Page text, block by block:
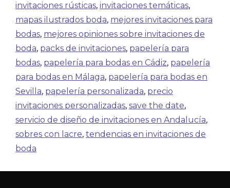
invitaciones rústicas, invitaciones temáticas,
mapas ilustrados boda, mejores invitaciones para
bodas, mejores opiniones sobre invitaciones de
boda, packs de invitaciones, papelería para
bodas, papelería para bodas en Cádiz, papelería
para bodas en Málaga, papelería para bodas en
Sevilla, papelería personalizada, precio
invitaciones personalizadas, save the date,
servicio de diseño de invitaciones en Andalucía,
sobres con lacre, tendencias en invitaciones de
boda